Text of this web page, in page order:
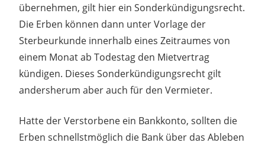
übernehmen, gilt hier ein Sonderkündigungsrecht.
Die Erben können dann unter Vorlage der
Sterbeurkunde innerhalb eines Zeitraumes von
einem Monat ab Todestag den Mietvertrag
kündigen. Dieses Sonderkündigungsrecht gilt
andersherum aber auch für den Vermieter.
Hatte der Verstorbene ein Bankkonto, sollten die
Erben schnellstmöglich die Bank über das Ableben